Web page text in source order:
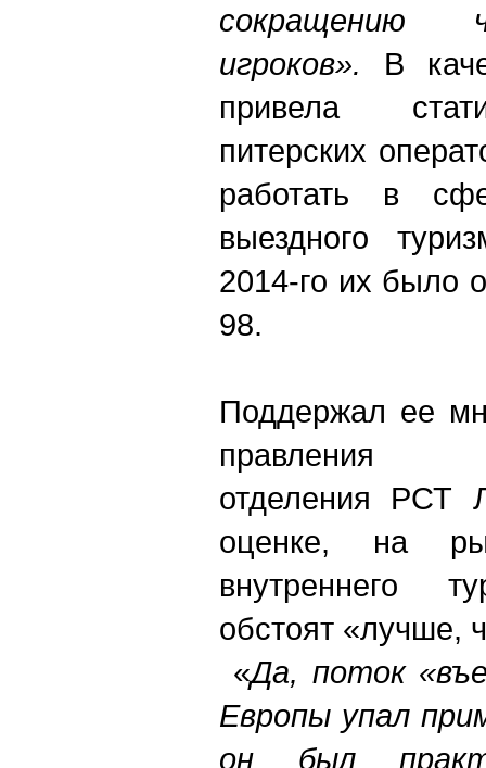
сокращению
игроков». В
привела
питерских
работать в
выездного
2014-го их было
98.
Поддержал ее
правления
отделения РСТ
оценке, на
внутреннего
обстоят «лучше,
«Да, поток
Европы упал
он был